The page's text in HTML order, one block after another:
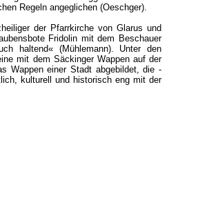
Regeln angeglichen (Oeschger).
der Pfarrkirche von Glarus und
Fridolin mit dem Beschauer
haltend« (Mühlemann). Unter den
mit dem Säckinger Wappen auf der
Wappen einer Stadt abgebildet, die -
kulturell und historisch eng mit der